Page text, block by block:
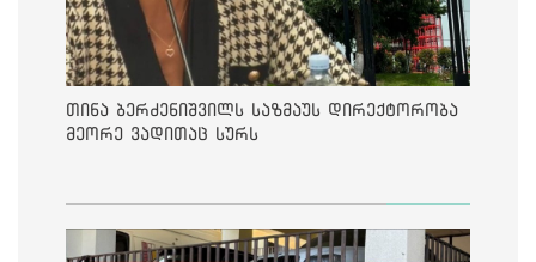
თინა ბერძენიშვილს საზმაუს დირექტორობა
მეორე ვადითაც სურს